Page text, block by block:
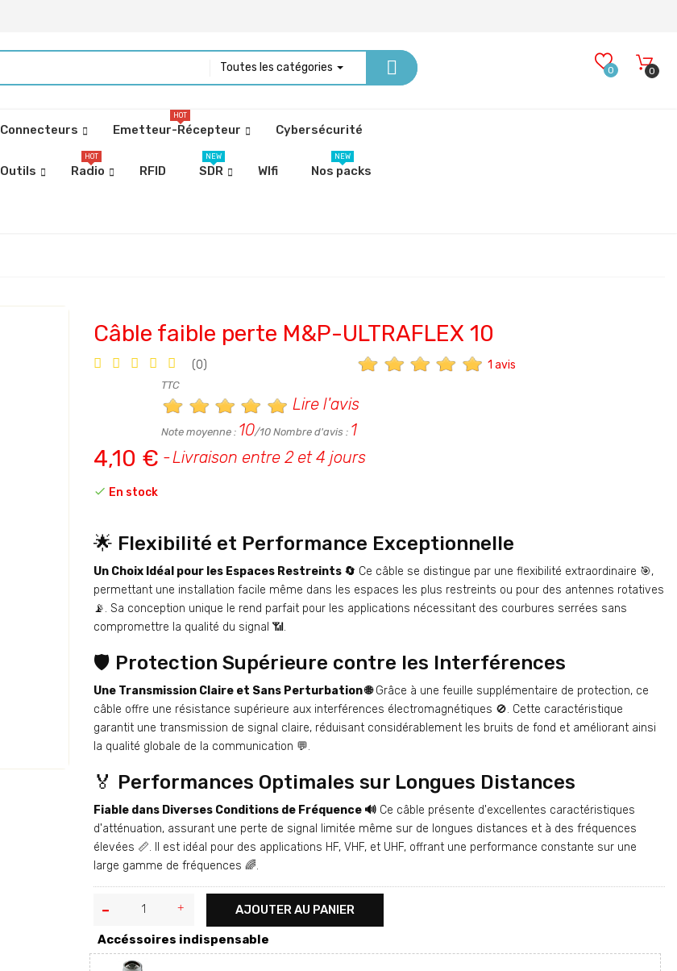
Toutes les catégories 0 0
Connecteurs Emetteur-Récepteur
HOT
Cybersécurité
Outils Radio
HOT
RFID SDR
NEW
WIfi Nos packs
NEW
Câble faible perte M&P-ULTRAFLEX 10
(0) 1 avis
4,10 €
TTC
Lire l'avis
Note moyenne : 10/10 Nombre d'avis : 1
Livraison entre 2 et 4 jours
 En stock
🌟 Flexibilité et Performance Exceptionnelle
Un Choix Idéal pour les Espaces Restreints 🔄 Ce câble se distingue par une flexibilité extraordinaire 🎯,
permettant une installation facile même dans les espaces les plus restreints ou pour des antennes rotatives
📡. Sa conception unique le rend parfait pour les applications nécessitant des courbures serrées sans
compromettre la qualité du signal 📶.
🛡️ Protection Supérieure contre les Interférences
Une Transmission Claire et Sans Perturbation 🌐Grâce à une feuille supplémentaire de protection, ce
câble offre une résistance supérieure aux interférences électromagnétiques 🚫. Cette caractéristique
garantit une transmission de signal claire, réduisant considérablement les bruits de fond et améliorant ainsi
la qualité globale de la communication 💬.
🏅 Performances Optimales sur Longues Distances
Fiable dans Diverses Conditions de Fréquence 🔊Ce câble présente d'excellentes caractéristiques
d'atténuation, assurant une perte de signal limitée même sur de longues distances et à des fréquences
élevées 📏. Il est idéal pour des applications HF, VHF, et UHF, offrant une performance constante sur une
large gamme de fréquences 🌈.
AJOUTER AU PANIER
Accéssoires indispensable